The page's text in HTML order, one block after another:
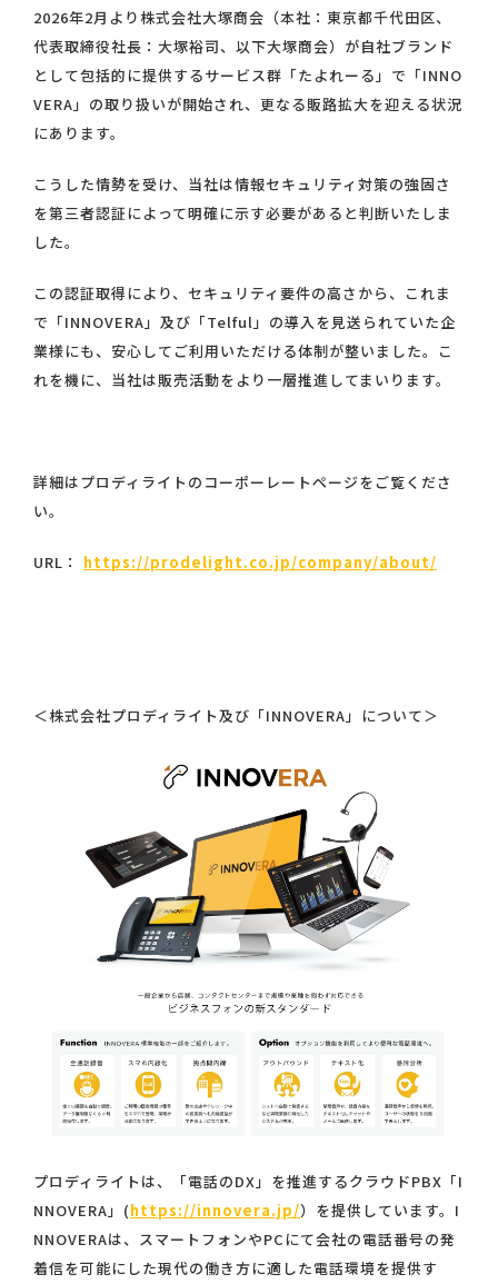
2026年2月より株式会社大塚商会（本社：東京都千代田区、
代表取締役社長：大塚裕司、以下大塚商会）が自社ブランド
として包括的に提供するサービス群「たよれーる」で「INNO
VERA」の取り扱いが開始され、更なる販路拡大を迎える状況
にあります。
こうした情勢を受け、当社は情報セキュリティ対策の強固さ
を第三者認証によって明確に示す必要があると判断いたしま
した。
この認証取得により、セキュリティ要件の高さから、これま
で「INNOVERA」及び「Telful」の導入を見送られていた企
業様にも、安心してご利用いただける体制が整いました。こ
れを機に、当社は販売活動をより一層推進してまいります。
詳細はプロディライトのコーポーレートページをご覧くださ
い。
URL： https://prodelight.co.jp/company/about/
＜株式会社プロディライト及び「INNOVERA」について＞
プロディライトは、「電話のDX」を推進するクラウドPBX「I
NNOVERA」(https://innovera.jp/）を提供しています。I
NNOVERAは、スマートフォンやPCにて会社の電話番号の発
着信を可能にした現代の働き方に適した電話環境を提供す